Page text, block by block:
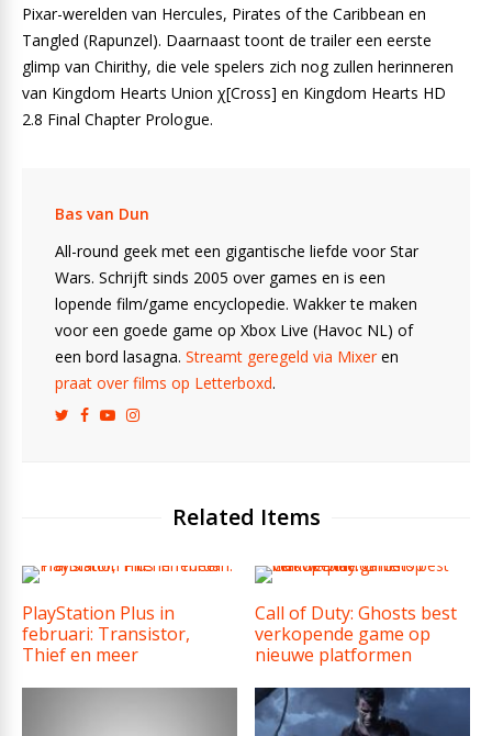
Pixar-werelden van Hercules, Pirates of the Caribbean en
Tangled (Rapunzel). Daarnaast toont de trailer een eerste
glimp van Chirithy, die vele spelers zich nog zullen herinneren
van Kingdom Hearts Union χ[Cross] en Kingdom Hearts HD
2.8 Final Chapter Prologue.
Bas van Dun
All-round geek met een gigantische liefde voor Star
Wars. Schrijft sinds 2005 over games en is een
lopende film/game encyclopedie. Wakker te maken
voor een goede game op Xbox Live (Havoc NL) of
een bord lasagna. Streamt geregeld via Mixeren
praat over films op Letterboxd.
Related Items
PlayStation Plus in
februari: Transistor,
Thief en meer
Call of Duty: Ghosts best
verkopende game op
nieuwe platformen